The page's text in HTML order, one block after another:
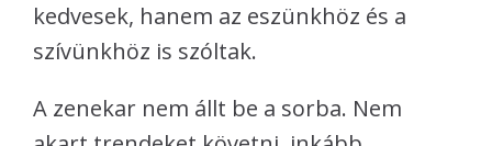
kedvesek, hanem az eszünkhöz és a
szívünkhöz is szóltak.
A zenekar nem állt be a sorba. Nem